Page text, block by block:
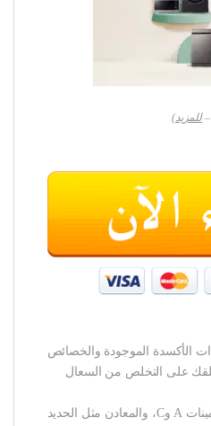
للمزيد)
الأكسدة الموجودة والخصائص
حلقك على التخلص من السعال
الفيتامينات والمعادن: مع الفيتامينات A وC، والمعادن مثل الحديد